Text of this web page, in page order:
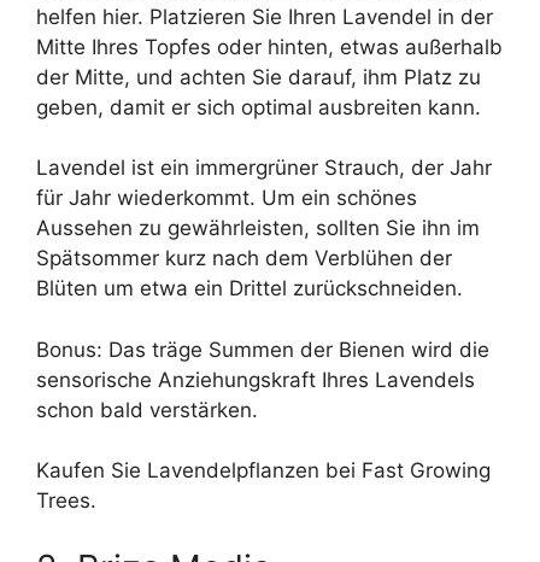
helfen hier. Platzieren Sie Ihren Lavendel in der
Mitte Ihres Topfes oder hinten, etwas außerhalb
der Mitte, und achten Sie darauf, ihm Platz zu
geben, damit er sich optimal ausbreiten kann.
Lavendel ist ein immergrüner Strauch, der Jahr
für Jahr wiederkommt. Um ein schönes
Aussehen zu gewährleisten, sollten Sie ihn im
Spätsommer kurz nach dem Verblühen der
Blüten um etwa ein Drittel zurückschneiden.
Bonus: Das träge Summen der Bienen wird die
sensorische Anziehungskraft Ihres Lavendels
schon bald verstärken.
Kaufen Sie Lavendelpflanzen bei Fast Growing
Trees.